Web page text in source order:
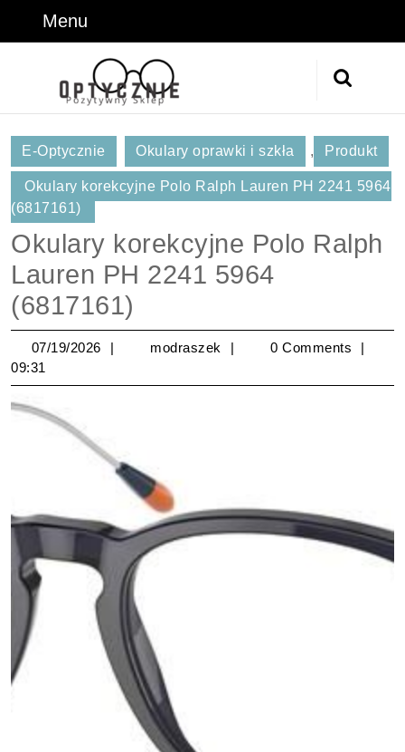
Menu
E-Optycznie Okulary oprawki i szkła , Produkt
Okulary korekcyjne Polo Ralph Lauren PH 2241 5964
(6817161)
Okulary korekcyjne Polo Ralph
Lauren PH 2241 5964
(6817161)
07/19/2026 07/19/2026
modraszek modraszek
0 Comments
09:31